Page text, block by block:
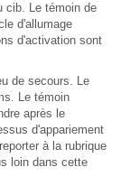
cib. Le témoin de
d'allumage
d'activation sont
de secours. Le
Le témoin
après le
d'appariement
à la rubrique
loin dans cette